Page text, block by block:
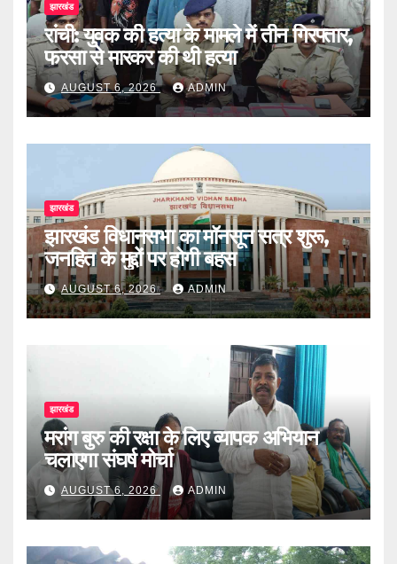
झारखंड
रांची: युवक की हत्या के मामले में तीन गिरफ्तार,
फरसा से मारकर की थी हत्या
AUGUST 6, 2026 ADMIN
झारखंड
झारखंड विधानसभा का मॉनसून सत्र शुरू,
जनहित के मुद्दों पर होगी बहस
AUGUST 6, 2026 ADMIN
झारखंड
मरांग बुरु की रक्षा के लिए व्यापक अभियान
चलाएगा संघर्ष मोर्चा
AUGUST 6, 2026 ADMIN